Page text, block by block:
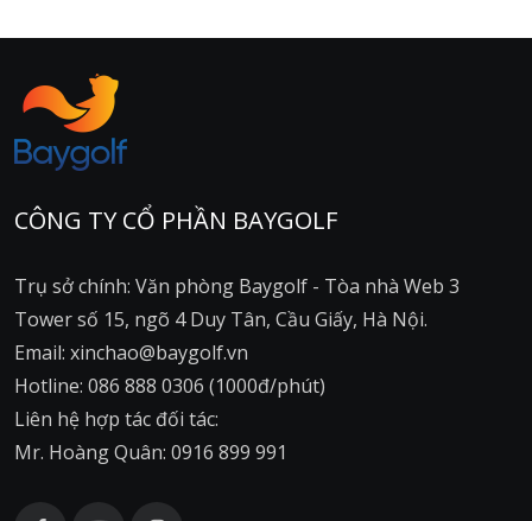
CÔNG TY CỔ PHẦN BAYGOLF
Trụ sở chính: Văn phòng Baygolf - Tòa nhà Web 3
Tower số 15, ngõ 4 Duy Tân, Cầu Giấy, Hà Nội.
Email: xinchao@baygolf.vn
Hotline: 086 888 0306 (1000đ/phút)
Liên hệ hợp tác đối tác:
Mr. Hoàng Quân: 0916 899 991